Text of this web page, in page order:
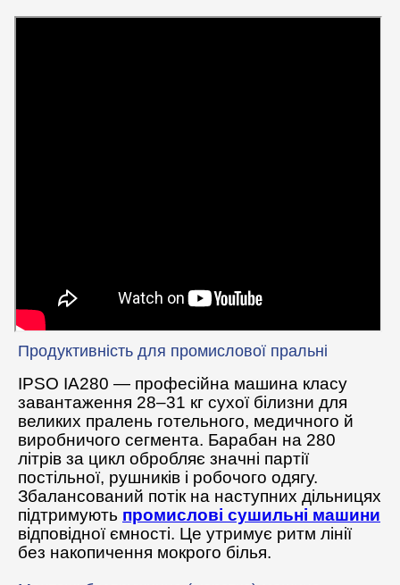
Продуктивність для промислової пральні
IPSO IA280 — професійна машина класу
завантаження 28–31 кг сухої білизни для
великих пралень готельного, медичного й
виробничого сегмента. Барабан на 280
літрів за цикл обробляє значні партії
постільної, рушників і робочого одягу.
Збалансований потік на наступних дільницях
підтримують промислові сушильні машини
відповідної ємності. Це утримує ритм лінії
без накопичення мокрого білья.